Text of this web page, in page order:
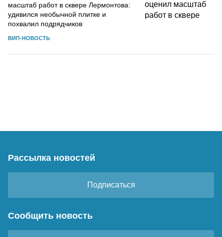
масштаб работ в сквере Лермонтова:
удивился необычной плитке и
похвалил подрядчиков
ВИП-НОВОСТЬ
Рассылка новостей
Подписаться
Сообщить новость